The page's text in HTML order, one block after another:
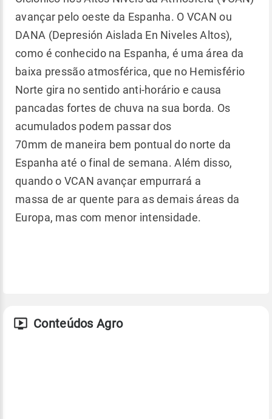
avançar pelo oeste da Espanha. O VCAN ou
DANA (Depresión Aislada En Niveles Altos),
como é conhecido na Espanha, é uma área da
baixa pressão atmosférica, que no Hemisfério
Norte gira no sentido anti-horário e causa
pancadas fortes de chuva na sua borda. Os
acumulados podem passar dos
70mm de maneira bem pontual do norte da
Espanha até o final de semana. Além disso,
quando o VCAN avançar empurrará a
massa de ar quente para as demais áreas da
Europa, mas com menor intensidade.
Conteúdos Agro